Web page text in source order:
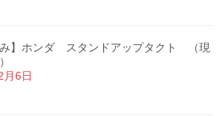
み】ホンダ スタンドアップタクト （現
月6日